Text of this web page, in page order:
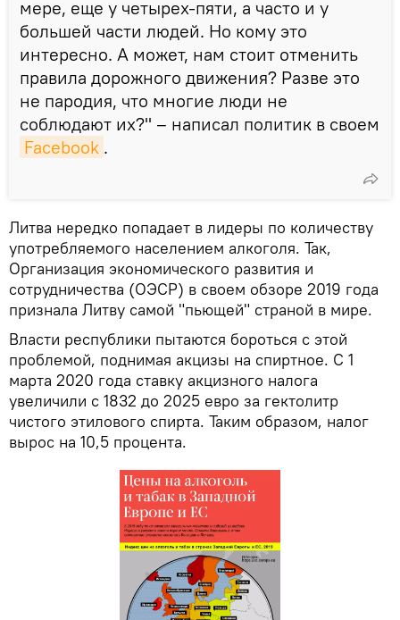
мере, еще у четырех-пяти, а часто и у
большей части людей. Но кому это
интересно. А может, нам стоит отменить
правила дорожного движения? Разве это
не пародия, что многие люди не
соблюдают их?" – написал политик в своем
Facebook .
Литва нередко попадает в лидеры по количеству
употребляемого населением алкоголя. Так,
Организация экономического развития и
сотрудничества (ОЭСР) в своем обзоре 2019 года
признала Литву самой "пьющей" страной в мире.
Власти республики пытаются бороться с этой
проблемой, поднимая акцизы на спиртное. С 1
марта 2020 года ставку акцизного налога
увеличили с 1832 до 2025 евро за гектолитр
чистого этилового спирта. Таким образом, налог
вырос на 10,5 процента.